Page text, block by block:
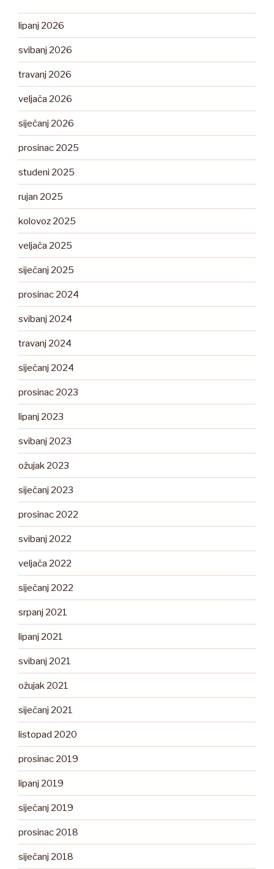
lipanj 2026
svibanj 2026
travanj 2026
veljača 2026
siječanj 2026
prosinac 2025
studeni 2025
rujan 2025
kolovoz 2025
veljača 2025
siječanj 2025
prosinac 2024
svibanj 2024
travanj 2024
siječanj 2024
prosinac 2023
lipanj 2023
svibanj 2023
ožujak 2023
siječanj 2023
prosinac 2022
svibanj 2022
veljača 2022
siječanj 2022
srpanj 2021
lipanj 2021
svibanj 2021
ožujak 2021
siječanj 2021
listopad 2020
prosinac 2019
lipanj 2019
siječanj 2019
prosinac 2018
siječanj 2018